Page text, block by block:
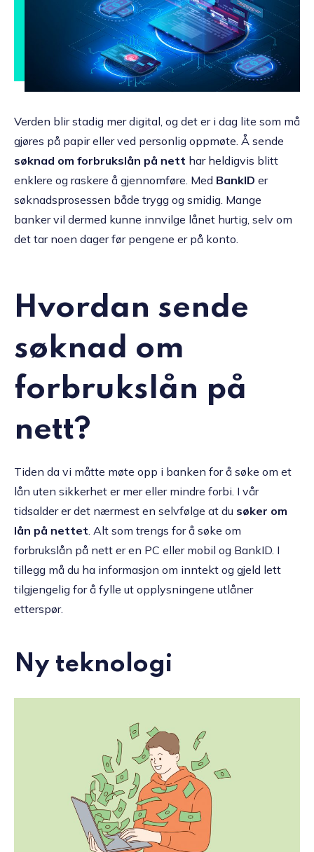
Verden blir stadig mer digital, og det er i dag lite som må
gjøres på papir eller ved personlig oppmøte. Å sende
søknad om forbrukslån på nett har heldigvis blitt
enklere og raskere å gjennomføre. Med BankID er
søknadsprosessen både trygg og smidig. Mange
banker vil dermed kunne innvilge lånet hurtig, selv om
det tar noen dager før pengene er på konto.
Hvordan sende
søknad om
forbrukslån på
nett?
Tiden da vi måtte møte opp i banken for å søke om et
lån uten sikkerhet er mer eller mindre forbi. I vår
tidsalder er det nærmest en selvfølge at du søker om
lån på nettet. Alt som trengs for å søke om
forbrukslån på nett er en PC eller mobil og BankID. I
tillegg må du ha informasjon om inntekt og gjeld lett
tilgjengelig for å fylle ut opplysningene utlåner
etterspør.
Ny teknologi